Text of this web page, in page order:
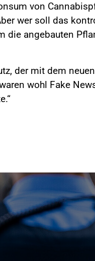
von
wer soll das
die angebauten
der mit dem
wohl Fake